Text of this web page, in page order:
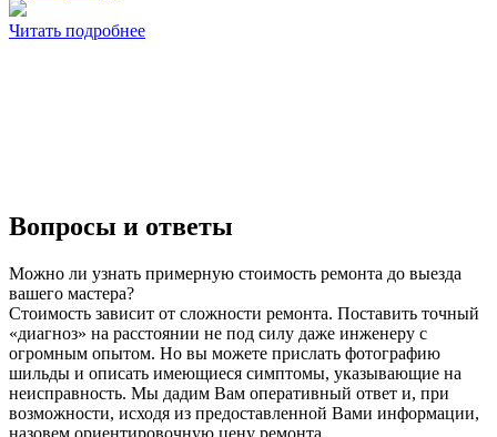
Читать подробнее
Вопросы и ответы
Можно ли узнать примерную стоимость ремонта до выезда
вашего мастера?
Стоимость зависит от сложности ремонта. Поставить точный
«диагноз» на расстоянии не под силу даже инженеру с
огромным опытом. Но вы можете прислать фотографию
шильды и описать имеющиеся симптомы, указывающие на
неисправность. Мы дадим Вам оперативный ответ и, при
возможности, исходя из предоставленной Вами информации,
назовем ориентировочную цену ремонта.